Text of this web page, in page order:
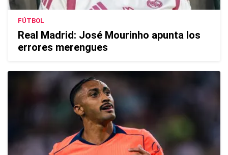
FÚTBOL
Real Madrid: José Mourinho apunta los
errores merengues